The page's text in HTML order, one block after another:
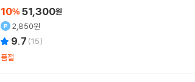
10% 51,300원
2,850원
9.7 (15)
품절